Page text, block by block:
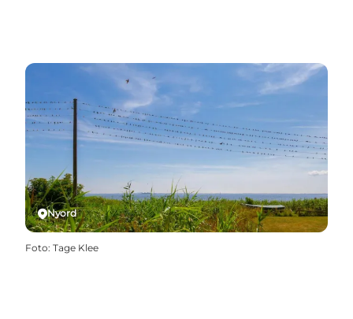
Nyord
Foto: Tage Klee